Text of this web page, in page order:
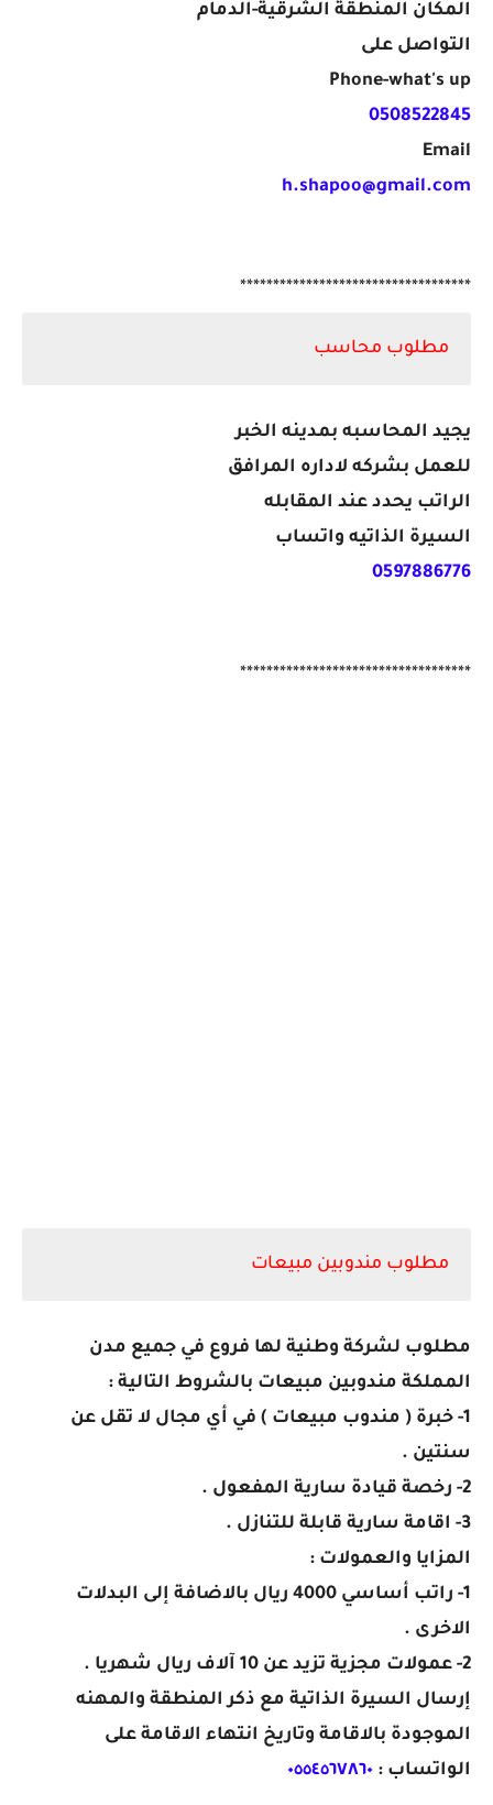
المكان المنطقة الشرقية-الدمام
التواصل على
Phone-what's up
0508522845
Email
h.shapoo@gmail.com
***********************************
مطلوب محاسب
يجيد المحاسبه بمدينه الخبر
للعمل بشركه لاداره المرافق
الراتب يحدد عند المقابله
السيرة الذاتيه واتساب
0597886776
***********************************
مطلوب مندوبين مبيعات
مطلوب لشركة وطنية لها فروع في جميع مدن
المملكة مندوبين مبيعات بالشروط التالية :
1- خبرة ( مندوب مبيعات ) في أي مجال لا تقل عن
سنتين .
2- رخصة قيادة سارية المفعول .
3- اقامة سارية قابلة للتنازل .
المزايا والعمولات :
1- راتب أساسي 4000 ريال بالاضافة إلى البدلات
الاخرى .
2- عمولات مجزية تزيد عن 10 آلاف ريال شهريا .
إرسال السيرة الذاتية مع ذكر المنطقة والمهنه
الموجودة بالاقامة وتاريخ انتهاء الاقامة على
الواتساب : ٠٥٥٤٥٦٧٨٦٠